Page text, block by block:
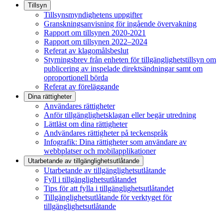
Tillsyn
Tillsynsmyndighetens uppgifter
Granskningsanvisning för ingående övervakning
Rapport om tillsynen 2020-2021
Rapport om tillsynen 2022–2024
Referat av klagomålsbeslut
Styrningsbrev från enheten för tillgänglighetstillsyn om
publicering av inspelade direktsändningar samt om
oproportionell börda
Referat av föreläggande
Dina rättigheter
Användares rättigheter
Anför tillgänglighetsklagan eller begär utredning
Lättläst om dina rättigheter
Andvändares rättigheter på teckenspråk
Infografik: Dina rättigheter som användare av
webbplatser och mobilapplikationer
Utarbetande av tillgänglighets­utlåtande
Utarbetande av tillgänglighetsutlåtande
Fyll i tillgänglighetsutlåtandet
Tips för att fylla i tillgänglighetsutlåtandet
Tillgänglighetsutlåtande för verktyget för
tillgänglighetsutlåtande